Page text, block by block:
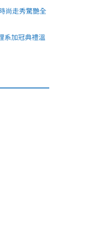
尚走秀驚艷全
系加冠典禮溫